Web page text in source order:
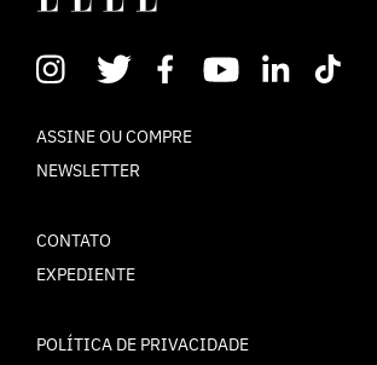
ASSINE OU COMPRE
NEWSLETTER
CONTATO
EXPEDIENTE
POLÍTICA DE PRIVACIDADE